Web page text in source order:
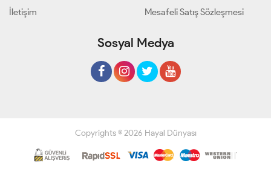
İletişim
Mesafeli Satış Sözleşmesi
Sosyal Medya
Copyrights © 2026 Hayal Dünyası